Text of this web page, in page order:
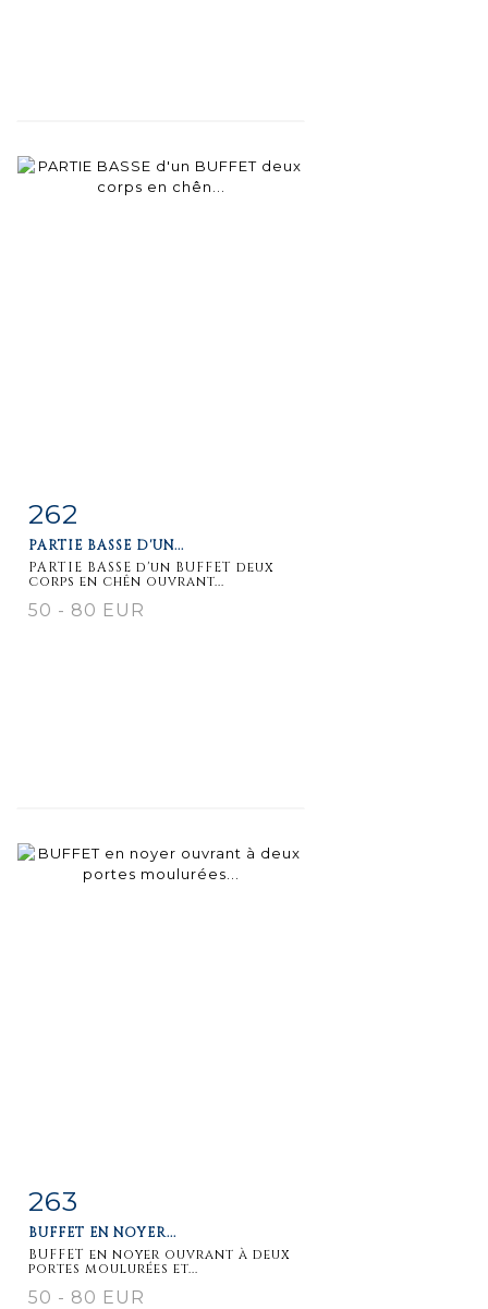
Item detail
262
PARTIE BASSE D'UN...
PARTIE BASSE d'un BUFFET deux
corps en chên ouvrant...
50 - 80 EUR
Item detail
263
BUFFET EN NOYER...
BUFFET en noyer ouvrant à deux
portes moulurées et...
50 - 80 EUR